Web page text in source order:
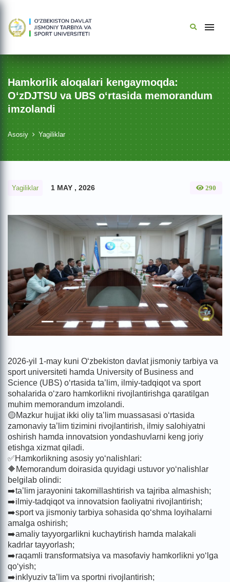
Hamkorlik aloqalari kengaymoqda:
O‘zDJTSU va UBS o‘rtasida memorandum
imzolandi
Asosiy Yagiliklar
Yagiliklar 1 MAY , 2026 290
2026-yil 1-may kuni O‘zbekiston davlat jismoniy tarbiya va
sport universiteti hamda University of Business and
Science (UBS) o‘rtasida ta’lim, ilmiy-tadqiqot va sport
sohalarida o‘zaro hamkorlikni rivojlantirishga qaratilgan
muhim memorandum imzolandi.
🟡Mazkur hujjat ikki oliy ta’lim muassasasi o‘rtasida
zamonaviy ta’lim tizimini rivojlantirish, ilmiy salohiyatni
oshirish hamda innovatsion yondashuvlarni keng joriy
etishga xizmat qiladi.
✅Hamkorlikning asosiy yo‘nalishlari:
🔶Memorandum doirasida quyidagi ustuvor yo‘nalishlar
belgilab olindi:
➡️ta’lim jarayonini takomillashtirish va tajriba almashish;
➡️ilmiy-tadqiqot va innovatsion faoliyatni rivojlantirish;
➡️sport va jismoniy tarbiya sohasida qo‘shma loyihalarni
amalga oshirish;
➡️amaliy tayyorgarlikni kuchaytirish hamda malakali
kadrlar tayyorlash;
➡️raqamli transformatsiya va masofaviy hamkorlikni yo‘lga
qo‘yish;
➡️inklyuziv ta’lim va sportni rivojlantirish;